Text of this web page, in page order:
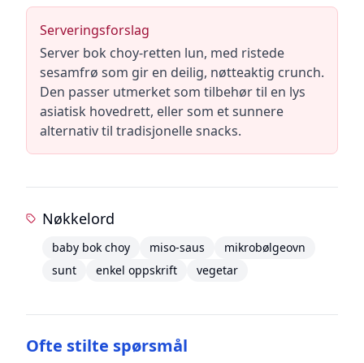
Serveringsforslag
Server bok choy-retten lun, med ristede
sesamfrø som gir en deilig, nøtteaktig crunch.
Den passer utmerket som tilbehør til en lys
asiatisk hovedrett, eller som et sunnere
alternativ til tradisjonelle snacks.
Nøkkelord
baby bok choy miso-saus
mikrobølgeovn
sunt
enkel oppskrift vegetar
Ofte stilte spørsmål